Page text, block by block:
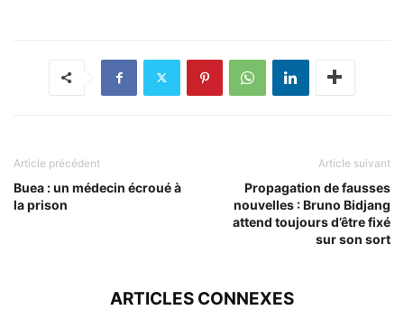
Article précédent
Buea : un médecin écroué à
la prison
Article suivant
Propagation de fausses
nouvelles : Bruno Bidjang
attend toujours d’être fixé
sur son sort
ARTICLES CONNEXES